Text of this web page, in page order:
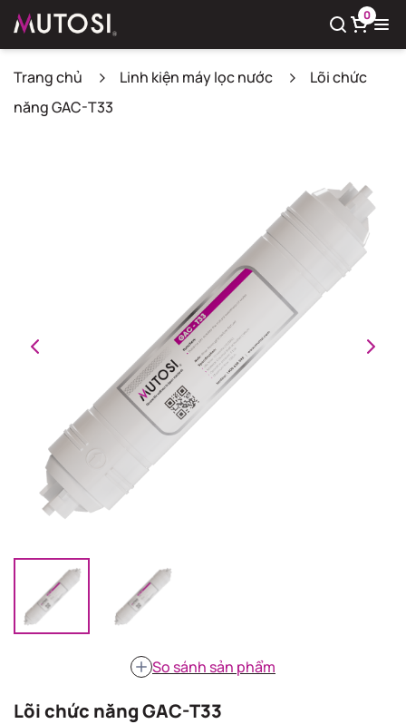
0
Trang chủ Linh kiện máy lọc nước
Lõi chức
năng GAC-T33
So sánh sản phẩm
Lõi chức năng GAC-T33